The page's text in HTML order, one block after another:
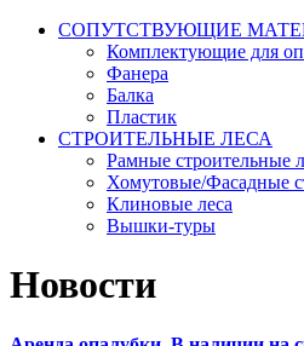
CОПУТСТВУЮЩИЕ
Комплектующие для
Фанера
Балка
Пластик
СТРОИТЕЛЬНЫЕ ЛЕСА
Рамные строительные
Хомутовые/Фасадные
Клиновые леса
Вышки-туры
Новости